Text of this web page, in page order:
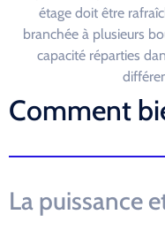
étage doit être
branchée à plusieurs
capacité réparties
Comment
La puissance